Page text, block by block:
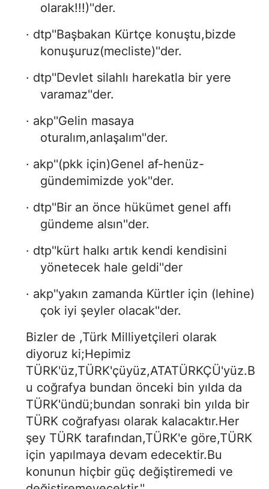
olarak!!!)''der.
· dtp''Başbakan Kürtçe konuştu,bizde
konuşuruz(mecliste)''der.
· dtp''Devlet silahlı harekatla bir yere
varamaz''der.
· akp''Gelin masaya
oturalım,anlaşalım''der.
· akp''(pkk için)Genel af-henüz-
gündemimizde yok''der.
· dtp''Bir an önce hükümet genel affı
gündeme alsın''der.
· dtp''kürt halkı artık kendi kendisini
yönetecek hale geldi''der
· akp''yakın zamanda Kürtler için (lehine)
çok iyi şeyler olacak''der.
Bizler de ,Türk Milliyetçileri olarak
diyoruz ki;Hepimiz
TÜRK'üz,TÜRK'çüyüz,ATATÜRKÇÜ'yüz.B
u coğrafya bundan önceki bin yılda da
TÜRK'ündü;bundan sonraki bin yılda bir
TÜRK coğrafyası olarak kalacaktır.Her
şey TÜRK tarafından,TÜRK'e göre,TÜRK
için yapılmaya devam edecektir.Bu
konunun hiçbir güç değiştiremedi ve